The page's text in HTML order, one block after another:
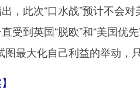
此次“口水战”预计不会对
受到英国“脱欧”和“美国优
图最大化自己利益的举动，